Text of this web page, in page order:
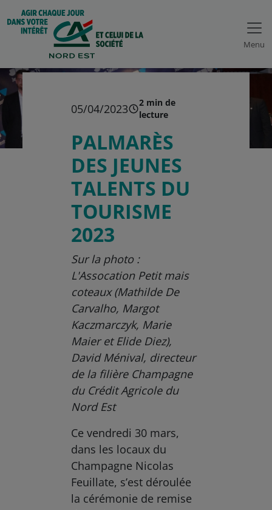
Menu
05/04/2023
2 min de
lecture
PALMARÈS
DES JEUNES
TALENTS DU
TOURISME
2023
Sur la photo :
L'Assocation Petit mais
coteaux (Mathilde De
Carvalho, Margot
Kaczmarczyk, Marie
Maier et Elide Diez),
David Ménival, directeur
de la filière Champagne
du Crédit Agricole du
Nord Est
Ce vendredi 30 mars,
dans les locaux du
Champagne Nicolas
Feuillate, s’est déroulée
la cérémonie de remise